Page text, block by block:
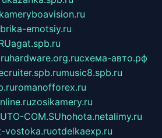
kameryboavision.ru
emotsiy.ru
agat.spb.ru
hardware.org.ruсхема-авто.рф
music8.spb.ru
romanofforex.ru
zosikamery.ru
COM.SUhohota.netalimy.ru
vostoka.ruotdelkaexp.ru